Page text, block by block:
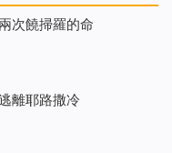
次饒掃羅的命
離耶路撒冷